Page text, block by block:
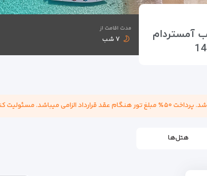
- 3 شب آمستردام
مدت اقامت از
خروج از کشور به عهده مسافر میباشد.
هتل‌ها